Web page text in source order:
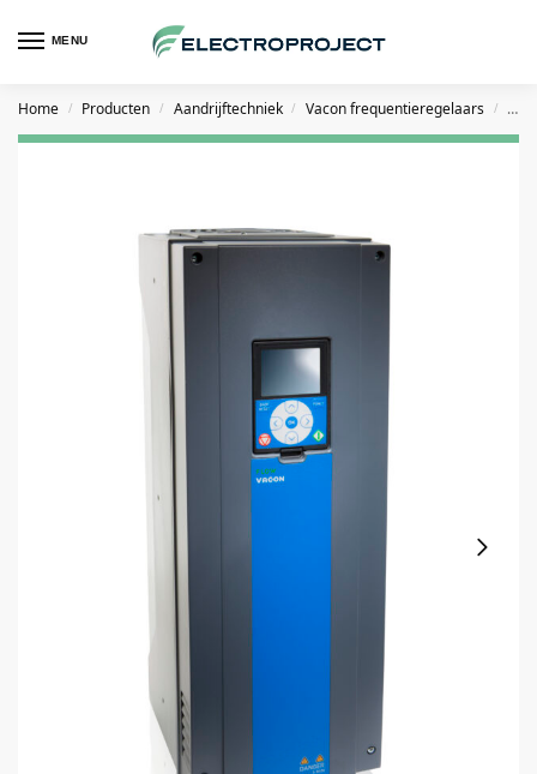
MENU
Home / Producten / Aandrijftechniek / Vacon frequentieregelaars /